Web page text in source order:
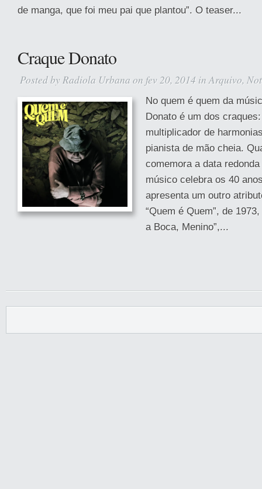
de manga, que foi meu pai que plantou”. O teaser...
Craque Donato
Posted by Radiola Urbana on fev 20, 2014 inArquivo,
No quem é quem da
Donato é um dos
multiplicador de
pianista de mão cheia.
comemora a data
músico celebra os 40
apresenta um outro
“Quem é Quem”, de
a Boca, Menino”,...